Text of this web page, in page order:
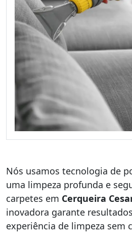
Nós usamos tecnologia de
uma limpeza profunda e
carpetes em Cerqueira
inovadora garante
experiência de limpeza sem